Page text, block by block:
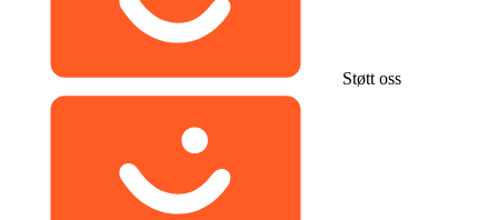
Støtt oss